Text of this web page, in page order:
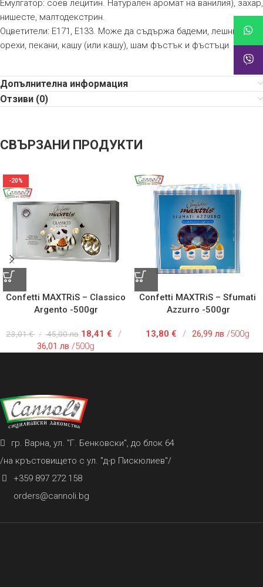
Емулгатор: соев лецитин. Натурален аромат на ванилия), захар,
нишесте, малтодекстрин.
Оцветители: E171, E133. Може да съдържа бадеми, лешници,
орехи, пекани, кашу (или кашу), шам фъстък и фъстъци
Допълнителна информация
Отзиви (0)
СВЪРЗАНИ ПРОДУКТИ
-20%
Confetti MAXTRiS – Classico
Argento -500gr
23,01€ / 45,00 лв 18,41 €
/
36,01 лв /500g
Confetti MAXTRiS – Sfumati
Azzurro -500gr
13,80 € / 26,99 лв /500g
гр. Варна, ул. "Г. Бенковски", до блок 64
/на кръстовището с ул. "д-р Пискюлиев"/
+359 897 272 158
orders@cannoli.bg